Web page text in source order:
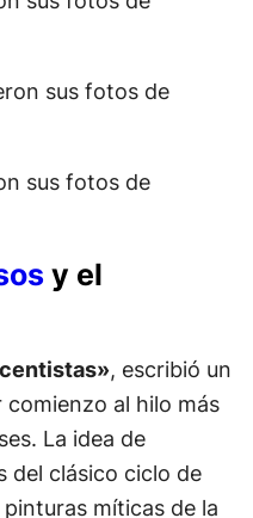
sus fotos de
y el
, escribió un
al hilo más
La idea de
del clásico ciclo de
míticas de la